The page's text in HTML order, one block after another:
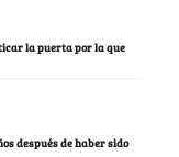
la puerta por la que
después de haber sido